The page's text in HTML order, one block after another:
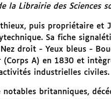
la Librairie des Sciences
puis propriétaire et
Sa fiche
droit - Yeux bleus -
A) en 1830 et
industrielles civiles.
britanniques,